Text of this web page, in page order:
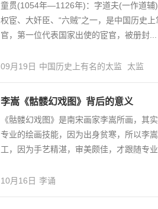
童贯(1054年—1126年)：字道夫(一作道辅
权宦、大奸臣、“六贼”之一，是中国历史
官，第一位代表国家出使的宦官，被册封...
09月19日 中国历史上有名的太监 太监
李嵩《骷髅幻戏图》背后的意义
《骷髅幻戏图》是南宋画家李嵩所画，其
专业的绘画技能，因为出身贫寒，所以李
工，因为手艺精湛，审美颇佳，才跟随专
10月16日 李诵